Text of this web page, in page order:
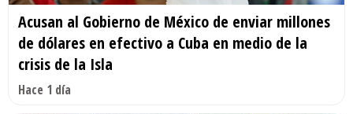
Acusan al Gobierno de México de enviar millones
de dólares en efectivo a Cuba en medio de la
crisis de la Isla
Hace 1 día